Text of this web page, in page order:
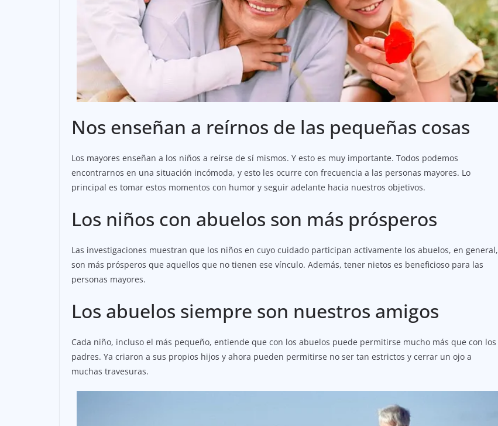
Nos enseñan a reírnos de las pequeñas cosas
Los mayores enseñan a los niños a reírse de sí mismos. Y esto es muy importante. Todos podemos
encontrarnos en una situación incómoda, y esto les ocurre con frecuencia a las personas mayores. Lo
principal es tomar estos momentos con humor y seguir adelante hacia nuestros objetivos.
Los niños con abuelos son más prósperos
Las investigaciones muestran que los niños en cuyo cuidado participan activamente los abuelos, en general,
son más prósperos que aquellos que no tienen ese vínculo. Además, tener nietos es beneficioso para las
personas mayores.
Los abuelos siempre son nuestros amigos
Cada niño, incluso el más pequeño, entiende que con los abuelos puede permitirse mucho más que con los
padres. Ya criaron a sus propios hijos y ahora pueden permitirse no ser tan estrictos y cerrar un ojo a
muchas travesuras.